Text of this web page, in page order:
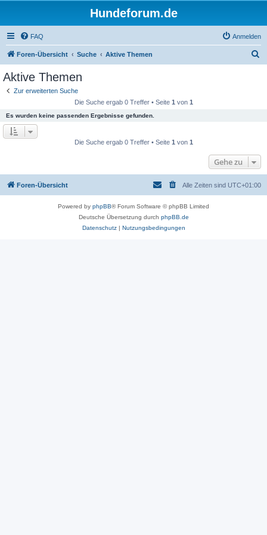
Hundeforum.de
FAQ Anmelden
Foren-Übersicht Suche Aktive Themen
Aktive Themen
Zur erweiterten Suche
Die Suche ergab 0 Treffer • Seite 1 von 1
Es wurden keine passenden Ergebnisse gefunden.
Die Suche ergab 0 Treffer • Seite 1 von 1
Gehe zu
Foren-Übersicht Alle Zeiten sind UTC+01:00
Powered by phpBB® Forum Software © phpBB Limited
Deutsche Übersetzung durch phpBB.de
Datenschutz| Nutzungsbedingungen